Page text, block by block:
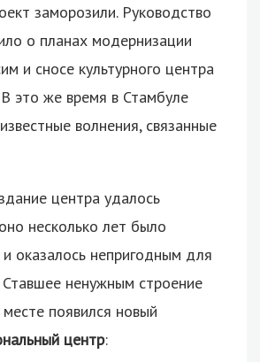
заморозили. Руководство
о планах модернизации
и сносе культурного центра
это же время в Стамбуле
волнения, связанные
центра удалось
несколько лет было
оказалось непригодным для
Ставшее ненужным строение
месте появился новый
центр: